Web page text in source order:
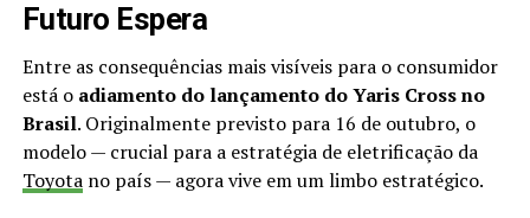
Futuro Espera
Entre as consequências mais visíveis para o consumidor
está o adiamento do lançamento do Yaris Cross no
Brasil. Originalmente previsto para 16 de outubro, o
modelo — crucial para a estratégia de eletrificação da
Toyotano país — agora vive em um limbo estratégico.